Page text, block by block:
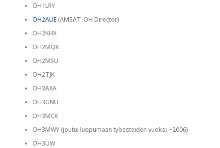
OH1LRY
OH2AUE(AMSAT-OH Director)
OH2KHX
OH2MQK
OH2MSU
OH2TJK
OH3AXA
OH3GNU
OH3MCK
OH3MWY (joutui luopumaan työesteiden vuoksi ~2006)
OH3UW